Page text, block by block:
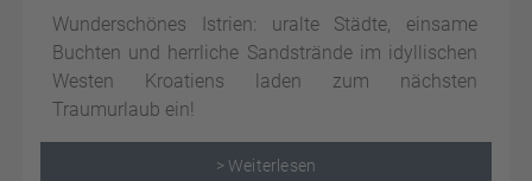
Wunderschönes Istrien: uralte Städte, einsame
Buchten und herrliche Sandstrände im idyllischen
Westen Kroatiens laden zum nächsten
Traumurlaub ein!
> Weiterlesen